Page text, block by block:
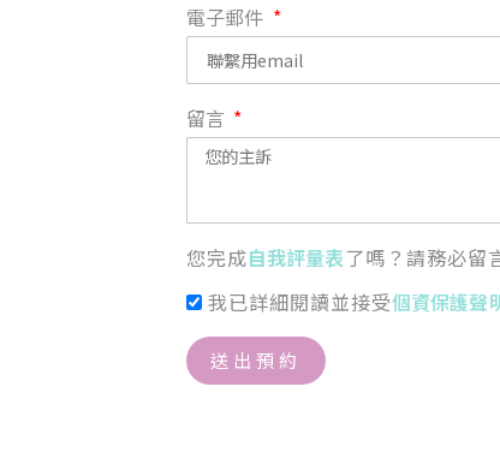
電子郵件
留言
您完成自我評量表了嗎？請務必留
我已詳細閱讀並接受個資保護聲
送出預約